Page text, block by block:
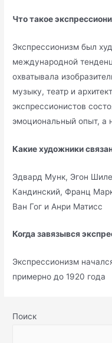
Что такое
Экспрессионизм был
международной
охватывала
музыку, театр и
экспрессионистов
эмоциональный опыт, а
Какие художники
Эдвард Мунк, Эгон
Кандинский, Франц
Ван Гог и Анри Матисс
Когда завязывся
Экспрессионизм
примерно до 1920 года
Поиск